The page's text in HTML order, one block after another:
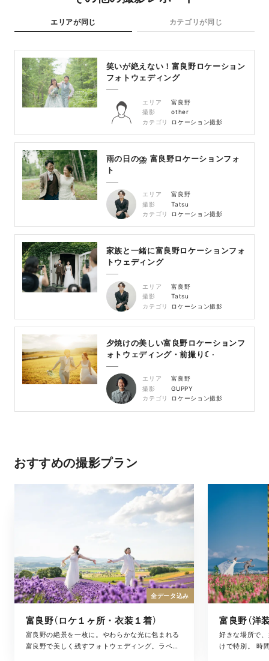
エリアが同じ カテゴリが同じ
笑いが絶えない！富良野ロケーション
フォトウェディング
エリア
富良野
撮影
other
カテゴリ
ロケーション撮影
雨の日の⛈ 富良野ロケーションフォ
ト
エリア
富良野
撮影
Tatsu
カテゴリ
ロケーション撮影
家族と一緒に富良野ロケーションフォ
トウェディング
エリア
富良野
撮影
Tatsu
カテゴリ
ロケーション撮影
夕焼けの美しい富良野ロケーションフ
エリア
富良野
撮影
GUPPY
カテゴリ
ロケーション撮影
おすすめの撮影プラン
富良野（ロケ１ヶ所・衣装１着）
富良野の絶景を一枚に。やわらかな光に包まれる
富良野で美しく残すフォトウェディング。ラベン
全データ込み
好きな場所で
けで特別。 時